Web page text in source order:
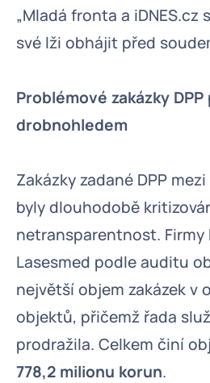
„Mladá fronta a iDNES.cz
své lži obhájit před
Problémové zakázky DPP
drobnohledem
Zakázky zadané DPP
byly dlouhodobě
netransparentnost. Firmy
Lasesmed podle auditu
největší objem zakázek v
objektů, přičemž řada
prodražila. Celkem činí
778,2 milionu korun.